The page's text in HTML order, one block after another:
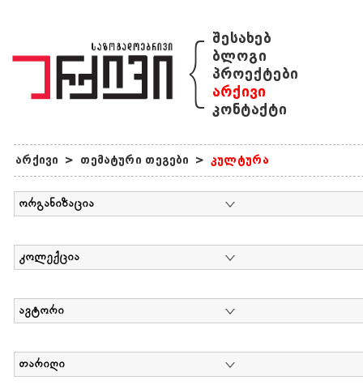
{ შესახებ
ბლოგი
პროექტები
არქივი
კონტაქტი
არქივი > თემატური თეგები > კულტურა
ორგანიზაცია
კოლექცია
ავტორი
თარიღი